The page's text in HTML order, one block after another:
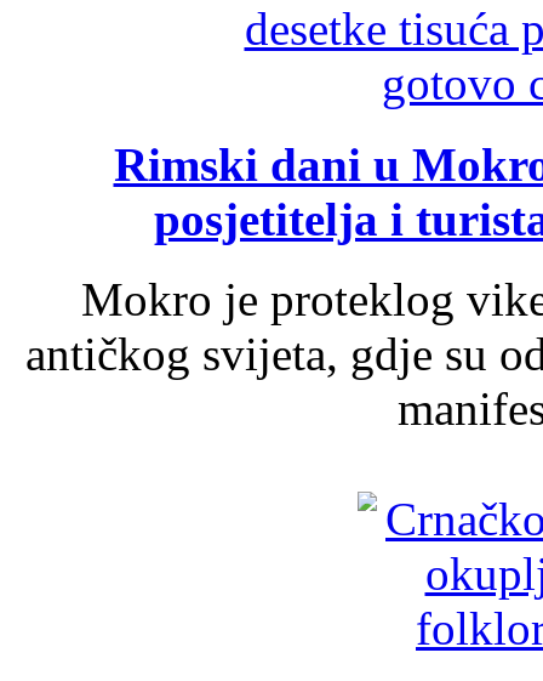
Rimski dani u
posjetitelja i
Mokro je proteklog
antičkog svijeta, gdje su